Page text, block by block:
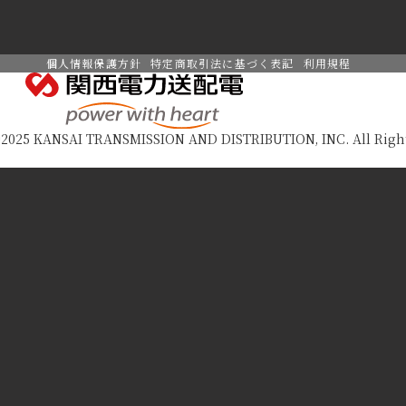
個人情報保護方針 特定商取引法に基づく表記 利用規程
KANSAI TRANSMISSION AND DISTRIBUTION, INC. All